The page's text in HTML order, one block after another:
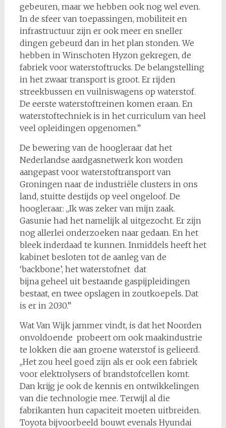
gebeuren, maar we hebben ook nog wel even.
In de sfeer van toepassingen, mobiliteit en
infrastructuur zijn er ook meer en sneller
dingen gebeurd dan in het plan stonden. We
hebben in Winschoten Hyzon gekregen, de
fabriek voor waterstoftrucks. De belangstelling
in het zwaar transport is groot. Er rijden
streekbussen en vuilniswagens op waterstof.
De eerste waterstoftreinen komen eraan. En
waterstoftechniek is in het curriculum van heel
veel opleidingen opgenomen.”
De bewering van de hoogleraar dat het
Nederlandse aardgasnetwerk kon worden
aangepast voor waterstoftransport van
Groningen naar de industriële clusters in ons
land, stuitte destijds op veel ongeloof. De
hoogleraar: ,,Ik was zeker van mijn zaak.
Gasunie had het namelijk al uitgezocht. Er zijn
nog allerlei onderzoeken naar gedaan. En het
bleek inderdaad te kunnen. Inmiddels heeft het
kabinet besloten tot de aanleg van de
‘backbone’, het waterstofnet dat
bijna geheel uit bestaande gaspijpleidingen
bestaat, en twee opslagen in zoutkoepels. Dat
is er in 2030.”
Wat Van Wijk jammer vindt, is dat het Noorden
onvoldoende probeert om ook maakindustrie
te lokken die aan groene waterstof is gelieerd.
,,Het zou heel goed zijn als er ook een fabriek
voor elektrolysers of brandstofcellen komt.
Dan krijg je ook de kennis en ontwikkelingen
van die technologie mee. Terwijl al die
fabrikanten hun capaciteit moeten uitbreiden.
Toyota bijvoorbeeld bouwt evenals Hyundai